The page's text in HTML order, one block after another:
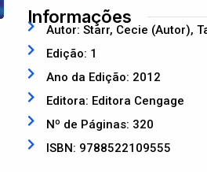
Informações
Autor: Starr, Cecie (Autor),
Edição: 1
Ano da Edição: 2012
Editora: Editora Cengage
Nº de Páginas: 320
ISBN: 9788522109555